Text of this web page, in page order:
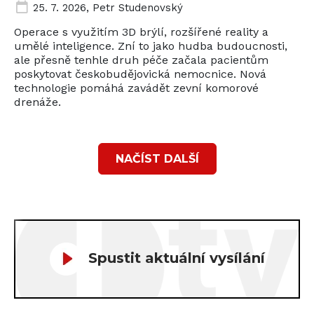
25. 7. 2026, Petr Studenovský
Operace s využitím 3D brýlí, rozšířené reality a
umělé inteligence. Zní to jako hudba budoucnosti,
ale přesně tenhle druh péče začala pacientům
poskytovat českobudějovická nemocnice. Nová
technologie pomáhá zavádět zevní komorové
drenáže.
NAČÍST DALŠÍ
Spustit aktuální vysílání